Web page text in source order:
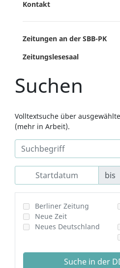
Kontakt
Zeitungen an der SBB-PK
Zeitungslesesaal
Suchen
Volltextsuche über ausgewählte
(mehr in Arbeit).
bis
Berliner Zeitung
Neue Zeit
Neues Deutschland
Suche in der